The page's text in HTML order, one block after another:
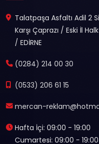
Talatpaşa Asfaltı Adil 2
Karşı Çaprazı / Eski İl
/ EDİRNE
(0284) 214 00 30
(0533) 206 61 15
mercan-
Hafta İçi: 09:00 - 19:00
Cumartesi: 09:00 - 19:00